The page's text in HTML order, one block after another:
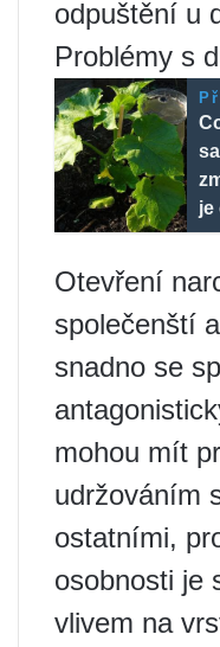
odpuštění u
Problémy s
je
Otevření
společenští
snadno se
mohou mít
udržováním
ostatními,
osobnosti je
vlivem na